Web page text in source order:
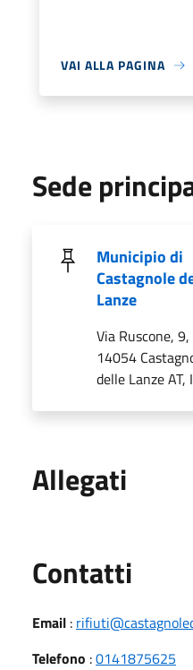
VAI ALLA PAGINA
Sede
Municipio di
Castagnole
Lanze
Via Ruscone, 9,
14054
delle Lanze AT,
Allegati
Contatti
Email :
Telefono :0141875625